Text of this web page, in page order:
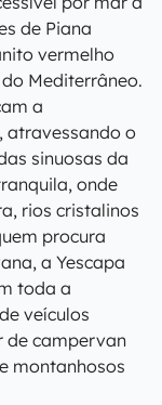
de Piana
vermelho
Mediterrâneo.
a
atravessando o
sinuosas da
onde
rios cristalinos
procura
a Yescapa
toda a
veículos
de campervan
montanhosos